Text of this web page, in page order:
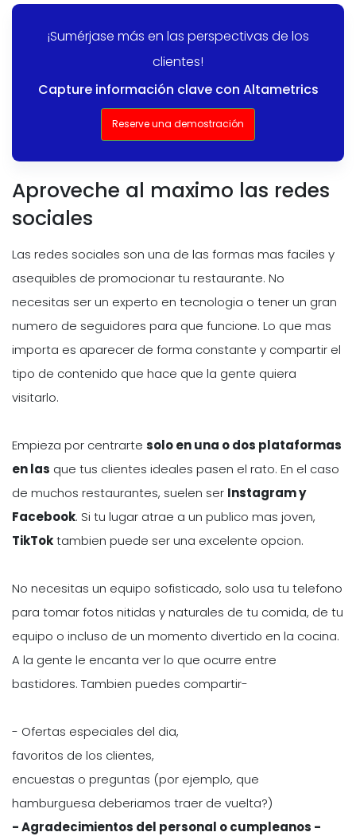
¡Sumérjase más en las perspectivas de los
clientes!
Capture información clave con Altametrics
Reserve una demostración
Aproveche al maximo las redes
sociales
Las redes sociales son una de las formas mas faciles y
asequibles de promocionar tu restaurante. No
necesitas ser un experto en tecnologia o tener un gran
numero de seguidores para que funcione. Lo que mas
importa es aparecer de forma constante y compartir el
tipo de contenido que hace que la gente quiera
visitarlo.
Empieza por centrarte solo en una o dos plataformas
en las que tus clientes ideales pasen el rato. En el caso
de muchos restaurantes, suelen ser Instagram y
Facebook. Si tu lugar atrae a un publico mas joven,
TikToktambien puede ser una excelente opcion.
No necesitas un equipo sofisticado, solo usa tu telefono
para tomar fotos nitidas y naturales de tu comida, de tu
equipo o incluso de un momento divertido en la cocina.
A la gente le encanta ver lo que ocurre entre
bastidores. Tambien puedes compartir-
- Ofertas especiales del dia,
favoritos de los clientes,
encuestas o preguntas (por ejemplo, que
hamburguesa deberiamos traer de vuelta?)
- Agradecimientos del personal o cumpleanos -